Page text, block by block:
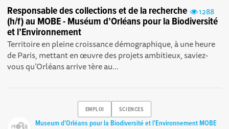
1288
Responsable des collections et de la recherche
(h/f) au MOBE - Muséum d’Orléans pour la Biodiversité
et l’Environnement
Territoire en pleine croissance démographique, à une heure
de Paris, mettant en œuvre des projets ambitieux, saviez-
vous qu’Orléans arrive 1ère au...
EMPLOI SCIENCES
Museum d'Orléans pour la Biodiversité et l'Environnement MOBE